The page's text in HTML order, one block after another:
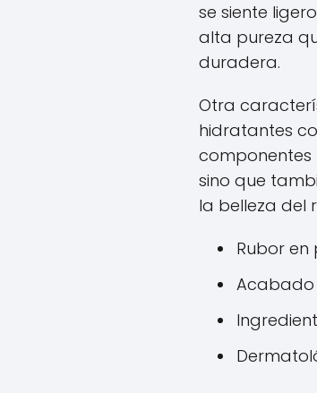
se siente
alta pureza
duradera.
Otra
hidratantes
sino que
la belleza del
Rubor